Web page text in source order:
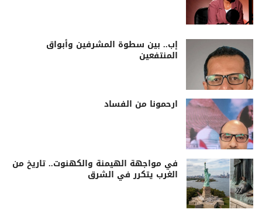
إب.. بين سطوة المشرفين وأبواق
المنتفعين
ارحمونا من الفساد
في مواجهة الهيمنة والكهنوت.. تاريخ من
الغرب يتكرر في الشرق